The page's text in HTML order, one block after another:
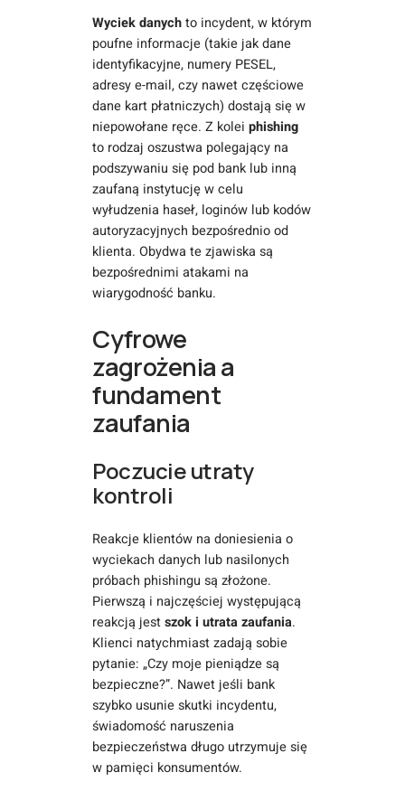
Wyciek danychto incydent, w którym
poufne informacje (takie jak dane
identyfikacyjne, numery PESEL,
adresy e-mail, czy nawet częściowe
dane kart płatniczych) dostają się w
niepowołane ręce. Z koleiphishing
to rodzaj oszustwa polegający na
podszywaniu się pod bank lub inną
zaufaną instytucję w celu
wyłudzenia haseł, loginów lub kodów
autoryzacyjnych bezpośrednio od
klienta. Obydwa te zjawiska są
bezpośrednimi atakami na
wiarygodność banku.
Cyfrowe
zagrożenia a
fundament
zaufania
Poczucie utraty
kontroli
Reakcje klientów na doniesienia o
wyciekach danych lub nasilonych
próbach phishingu są złożone.
Pierwszą i najczęściej występującą
reakcją jestszok i utrata zaufania.
Klienci natychmiast zadają sobie
pytanie: „Czy moje pieniądze są
bezpieczne?”. Nawet jeśli bank
szybko usunie skutki incydentu,
świadomość naruszenia
bezpieczeństwa długo utrzymuje się
w pamięci konsumentów.